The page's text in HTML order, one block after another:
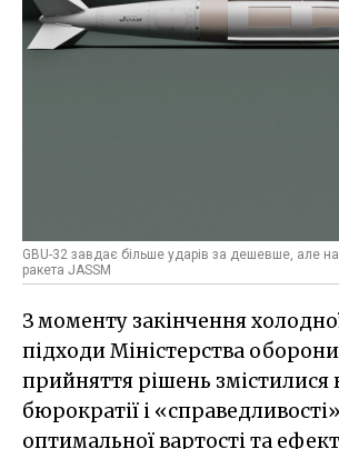
GBU-32 завдає більше ударів за дешевше, але
ракета JASSM
З моменту закінчення
підходи Міністерства
прийняття рішень змістилися
бюрократії і
оптимальної вартості та